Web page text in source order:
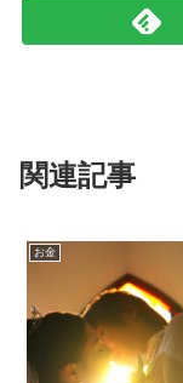
関連記事
お金